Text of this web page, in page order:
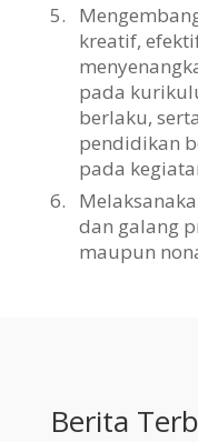
5.
kreatif,
pada
berlaku,
pendidikan
pada
6.
dan galang
maupun
Berita